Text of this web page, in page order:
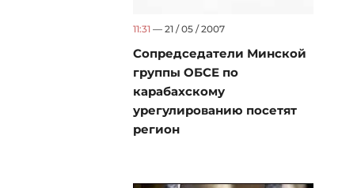
11:31 — 21 / 05 / 2007
Сопредседатели Минской
группы ОБСЕ по
карабахскому
урегулированию посетят
регион